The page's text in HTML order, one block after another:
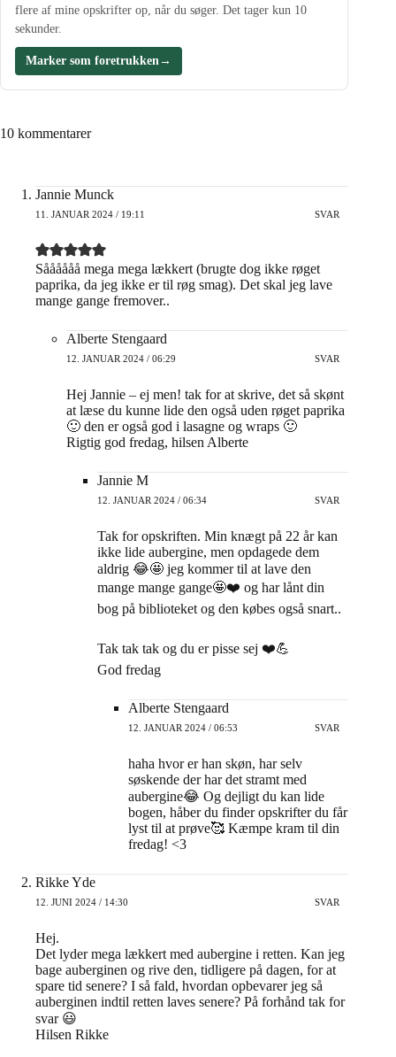
flere af mine opskrifter op, når du søger. Det tager kun 10
sekunder.
Marker som foretrukken→
10 kommentarer
Jannie Munck
11. JANUAR 2024 / 19:11 SVAR
Såååååå mega mega lækkert (brugte dog ikke røget
paprika, da jeg ikke er til røg smag). Det skal jeg lave
mange gange fremover..
Alberte Stengaard
12. JANUAR 2024 / 06:29 SVAR
Hej Jannie – ej men! tak for at skrive, det så skønt
at læse du kunne lide den også uden røget paprika
🙂 den er også god i lasagne og wraps 🙂
Rigtig god fredag, hilsen Alberte
Jannie M
12. JANUAR 2024 / 06:34 SVAR
Tak for opskriften. Min knægt på 22 år kan
ikke lide aubergine, men opdagede dem
aldrig 😂🤩 jeg kommer til at lave den
mange mange gange🤩❤️ og har lånt din
bog på biblioteket og den købes også snart..
Tak tak tak og du er pisse sej ❤️💪
God fredag
Alberte Stengaard
12. JANUAR 2024 / 06:53 SVAR
haha hvor er han skøn, har selv
søskende der har det stramt med
aubergine😂 Og dejligt du kan lide
bogen, håber du finder opskrifter du får
lyst til at prøve🥰 Kæmpe kram til din
fredag! <3
Rikke Yde
12. JUNI 2024 / 14:30 SVAR
Hej.
Det lyder mega lækkert med aubergine i retten. Kan jeg
bage auberginen og rive den, tidligere på dagen, for at
spare tid senere? I så fald, hvordan opbevarer jeg så
auberginen indtil retten laves senere? På forhånd tak for
svar 😃
Hilsen Rikke